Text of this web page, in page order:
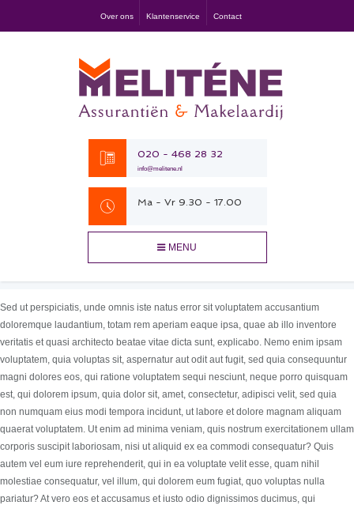
Over ons Klantenservice Contact
020 - 468 28 32
info@melitene.nl
Ma - Vr 9.30 - 17.00
MENU
Sed ut perspiciatis, unde omnis iste natus error sit voluptatem accusantium
doloremque laudantium, totam rem aperiam eaque ipsa, quae ab illo inventore
veritatis et quasi architecto beatae vitae dicta sunt, explicabo. Nemo enim ipsam
voluptatem, quia voluptas sit, aspernatur aut odit aut fugit, sed quia consequuntur
magni dolores eos, qui ratione voluptatem sequi nesciunt, neque porro quisquam
est, qui dolorem ipsum, quia dolor sit, amet, consectetur, adipisci velit, sed quia
non numquam eius modi tempora incidunt, ut labore et dolore magnam aliquam
quaerat voluptatem. Ut enim ad minima veniam, quis nostrum exercitationem ullam
corporis suscipit laboriosam, nisi ut aliquid ex ea commodi consequatur? Quis
autem vel eum iure reprehenderit, qui in ea voluptate velit esse, quam nihil
molestiae consequatur, vel illum, qui dolorem eum fugiat, quo voluptas nulla
pariatur? At vero eos et accusamus et iusto odio dignissimos ducimus, qui